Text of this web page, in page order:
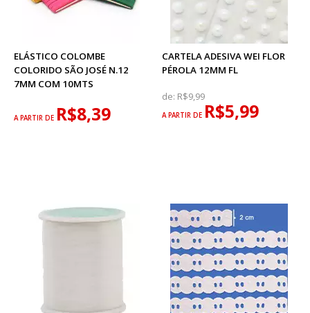
ELÁSTICO COLOMBE
COLORIDO SÃO JOSÉ N.12
7MM COM 10MTS
A PARTIR DE R$8,39
CARTELA ADESIVA WEI FLOR
PÉROLA 12MM FL
de: R$9,99
A PARTIR DE R$5,99